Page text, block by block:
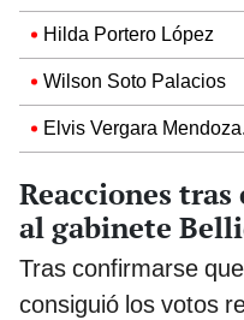
Hilda Portero López
Wilson Soto Palacios
Elvis Vergara Mendoza.
Reacciones
al gabinete
Tras confirmarse
consiguió los votos